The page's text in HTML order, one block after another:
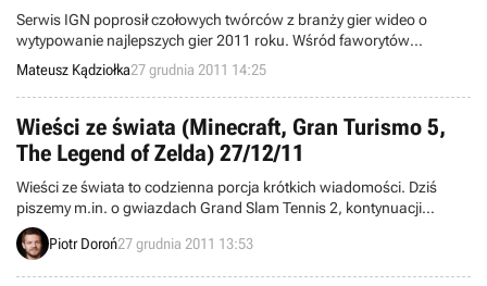
Serwis IGN poprosił czołowych twórców z branży gier wideo o
wytypowanie najlepszych gier 2011 roku. Wśród faworytów
deweloperów najczęściej gościły takie tytuły jak The Elder Scrolls V:
Skyrim, Uncharted 3: Oszustwo Drake'a oraz Batman: Arkham City.
Mateusz Kądziołka27 grudnia 2011 14:25
Wieści ze świata (Minecraft, Gran Turismo 5,
The Legend of Zelda) 27/12/11
Wieści ze świata to codzienna porcja krótkich wiadomości. Dziś
piszemy m.in. o gwiazdach Grand Slam Tennis 2, kontynuacji
Minicrafta, a także historii The Legend of Zelda.
Piotr Doroń27 grudnia 2011 13:53